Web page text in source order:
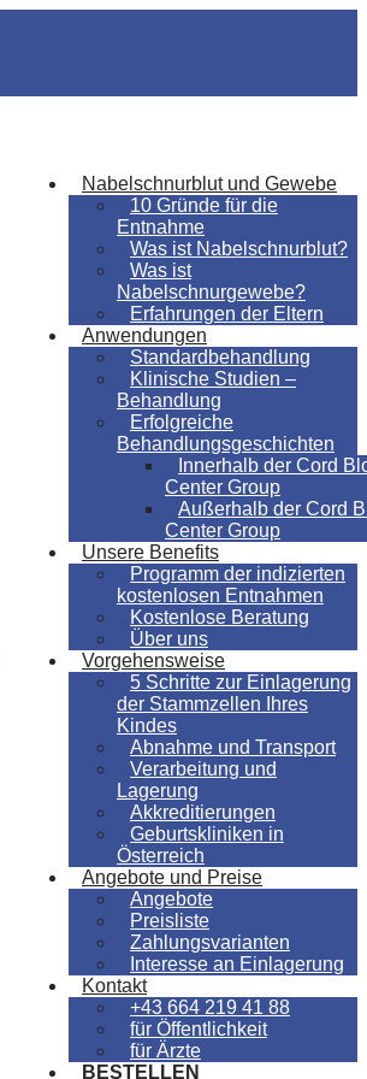
Nabelschnurblut und Gewebe
10 Gründe für die
Entnahme
Was ist Nabelschnurblut?
Was ist
Nabelschnurgewebe?
Erfahrungen der Eltern
Anwendungen
Standardbehandlung
Klinische Studien –
Behandlung
Erfolgreiche
Behandlungsgeschichten
Innerhalb der Cord
Center Group
Außerhalb der Cord
Center Group
Unsere Benefits
Programm der indizierten
kostenlosen Entnahmen
Kostenlose Beratung
Über uns
Vorgehensweise
5 Schritte zur Einlagerung
der Stammzellen Ihres
Kindes
Abnahme und Transport
Verarbeitung und
Lagerung
Akkreditierungen
Geburtskliniken in
Österreich
Angebote und Preise
Angebote
Preisliste
Zahlungsvarianten
Interesse an Einlagerung
Kontakt
+43 664 219 41 88
für Öffentlichkeit
für Ärzte
BESTELLEN